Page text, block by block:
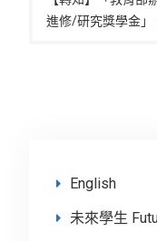
進修/研究獎學金」
English
未來學生